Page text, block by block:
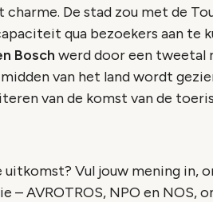
De stad zou met de
qua bezoekers aan te
Bosch werd door een tweetal
van het land wordt
van de komst van de
Vul jouw mening in,
– AVROTROS, NPO en NOS,